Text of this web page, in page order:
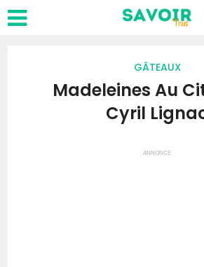
GÂTEAUX
Madeleines Au
Cyril
ANNONCE